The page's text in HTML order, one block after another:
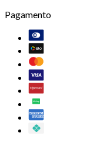
Pagamento